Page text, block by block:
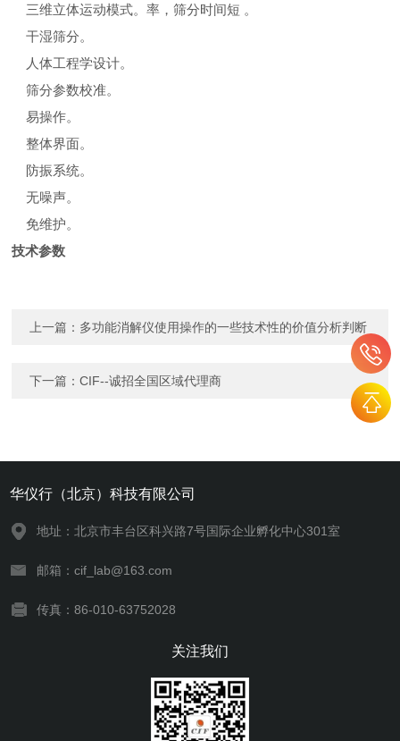
三维立体运动模式。率，筛分时间短 。
干湿筛分。
人体工程学设计。
筛分参数校准。
易操作。
整体界面。
防振系统。
无噪声。
免维护。
技术参数
上一篇： 多功能消解仪使用操作的一些技术性的价值分析判断
下一篇：CIF--诚招全国区域代理商
华仪行（北京）科技有限公司
地址：北京市丰台区科兴路7号国际企业孵化中心301室
邮箱：cif_lab@163.com
传真：86-010-63752028
关注我们